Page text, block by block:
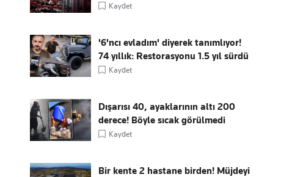
Kaydet
'6'ncı evladım' diyerek tanımlıyor!
74 yıllık: Restorasyonu 1.5 yıl sürdü
Kaydet
Dışarısı 40, ayaklarının altı 200
derece! Böyle sıcak görülmedi
Kaydet
Bir kente 2 hastane birden! Müjdeyi